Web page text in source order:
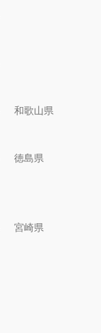
和歌山県
徳島県
宮崎県